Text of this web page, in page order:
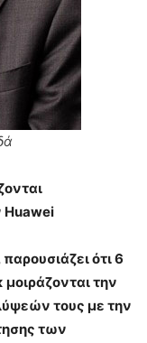
Huawei
ότι 6
την
τους με την
των